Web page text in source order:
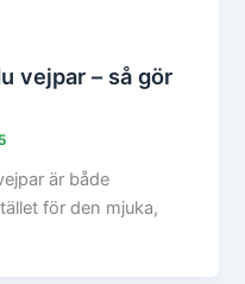
vejpar – så gör
är både
för den mjuka,